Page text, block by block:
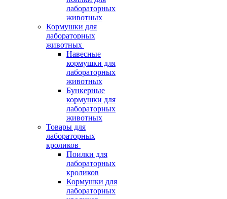
лабораторных
животных
Кормушки для
лабораторных
животных
Навесные
кормушки для
лабораторных
животных
Бункерные
кормушки для
лабораторных
животных
Товары для
лабораторных
кроликов
Поилки для
лабораторных
кроликов
Кормушки для
лабораторных